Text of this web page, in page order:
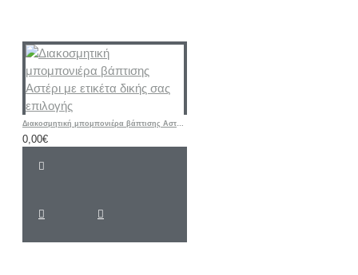
Διακοσμητική μπομπονιέρα βάπτισης Αστέρι με ετικέτα δικής σας επιλογής
0,00€